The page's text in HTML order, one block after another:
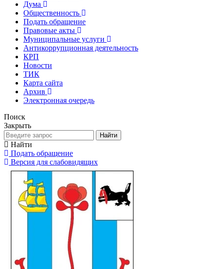
Дума
Общественность
Подать обращение
Правовые акты
Муниципальные услуги
Антикоррупционная деятельность
КРП
Новости
ТИК
Карта сайта
Архив
Электронная очередь
Поиск
Закрыть
Найти
Найти
Подать обращение
Версия для слабовидящих